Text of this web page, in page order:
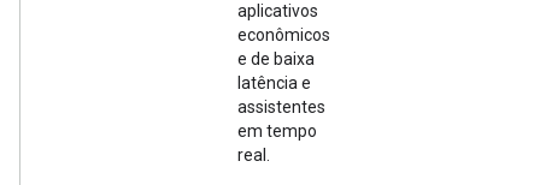
aplicativos
econômicos
e de baixa
latência e
assistentes
em tempo
real.